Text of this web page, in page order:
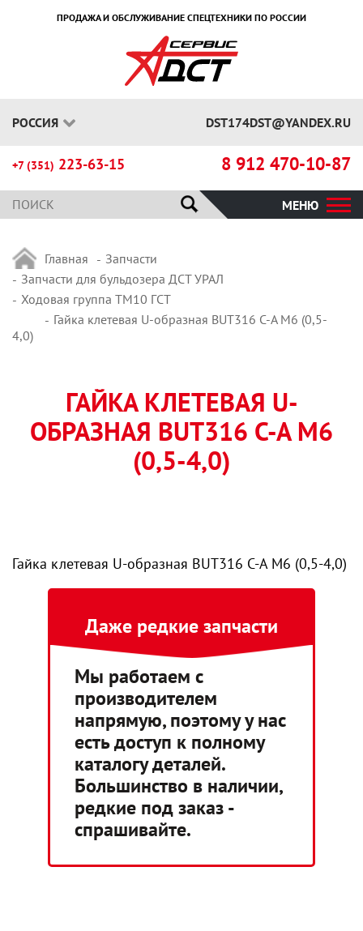
ПРОДАЖА И ОБСЛУЖИВАНИЕ СПЕЦТЕХНИКИ ПО РОССИИ
РОССИЯ DST174DST@YANDEX.RU
+7 (351) 223-63-15 8 912 470-10-87
МЕНЮ
Главная
Запчасти
Запчасти для бульдозера ДСТ УРАЛ
Ходовая группа ТМ10 ГСТ
Гайка клетевая U-образная BUT316 C-A M6 (0,5-
4,0)
ГАЙКА КЛЕТЕВАЯ U-
ОБРАЗНАЯ BUT316 C-A M6
(0,5-4,0)
Гайка клетевая U-образная BUT316 C-A M6 (0,5-4,0)
Даже редкие запчасти
Мы работаем с
производителем
напрямую, поэтому у нас
есть доступ к полному
каталогу деталей.
Большинство в наличии,
редкие под заказ -
спрашивайте.